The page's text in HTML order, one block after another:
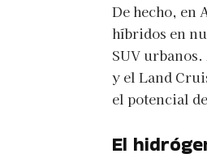
De hecho, en
híbridos en
SUV
y el Land
el potencial
El